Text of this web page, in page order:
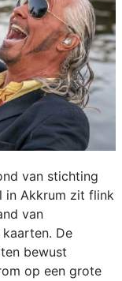
van stichting
in Akkrum zit flink
van
De
bewust
op een grote